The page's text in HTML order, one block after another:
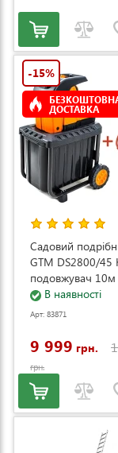
-15%
ДОСТАВКА
Садовий
GTM DS2800/45
подовжувач 10м
(DS2800/
В наявності
Арт: 83871
9 999 грн.
грн.